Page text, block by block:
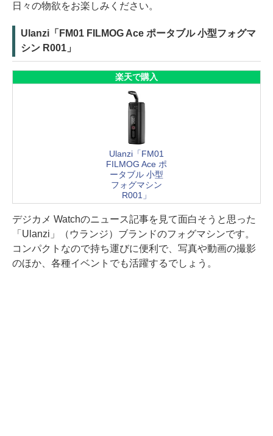
日々の物欲をお楽しみください。
Ulanzi「FM01 FILMOG Ace ポータブル 小型フォグマ
シン R001」
楽天で購入
Ulanzi「FM01
FILMOG Ace ポ
ータブル 小型
フォグマシン
R001」
デジカメ Watchのニュース記事を見て面白そうと思った
「Ulanzi」（ウランジ）ブランドのフォグマシンです。
コンパクトなので持ち運びに便利で、写真や動画の撮影
のほか、各種イベントでも活躍するでしょう。